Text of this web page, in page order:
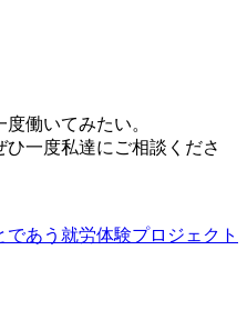
働いてみたい。
一度私達にご相談くださ